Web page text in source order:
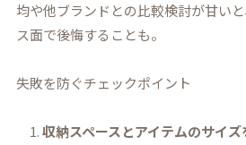
均や他ブランドとの比較検討が甘い
ス面で後悔することも。
失敗を防ぐチェックポイント
収納スペースとアイテムのサイ